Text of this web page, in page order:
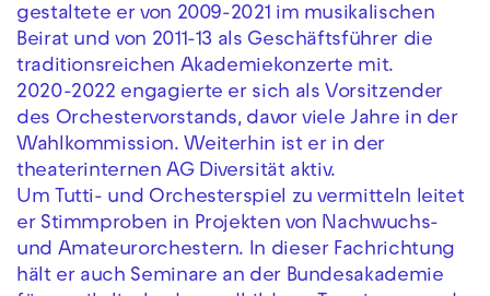
gestaltete er von 2009-2021 im musikalischen
Beirat und von ‪2011-13 als Geschäftsführer die
traditionsreichen Akademiekonzerte mit.
‪2020-2022 engagierte er sich als Vorsitzender
des Orchestervorstands, davor viele Jahre in der
Wahlkommission. Weiterhin ist er in der
theaterinternen AG Diversität aktiv.
Um Tutti- und Orchesterspiel zu vermitteln leitet
er Stimmproben in Projekten von Nachwuchs-
und Amateurorchestern. In dieser Fachrichtung
hält er auch Seminare an der Bundesakademie